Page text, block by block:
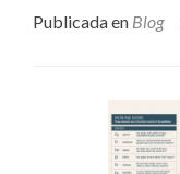
Publicada en Blog